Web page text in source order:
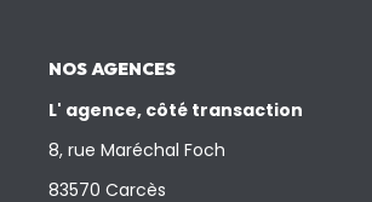
NOS AGENCES
L' agence, côté transaction
8, rue Maréchal Foch
83570 Carcès